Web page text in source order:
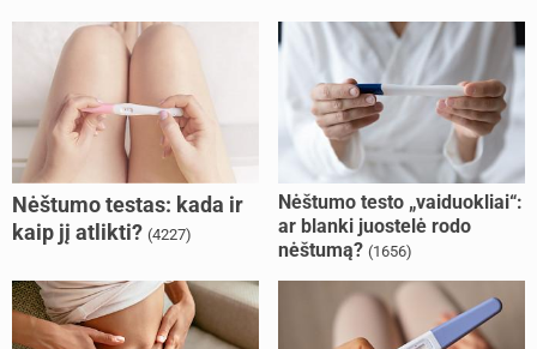
Nėštumo testas: kada ir
kaip jį atlikti? (4227)
Nėštumo testo „vaiduokliai“:
ar blanki juostelė rodo
nėštumą? (1656)